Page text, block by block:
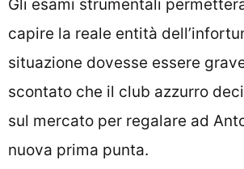
Gli esami strumentali
capire la reale entità
situazione dovesse essere
scontato che il club azzurro
sul mercato per regalare ad
nuova prima punta.